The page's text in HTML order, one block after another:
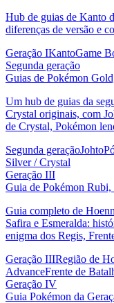
Hub de guias de Kanto
diferenças de versão e
Geração IKantoGame
Segunda geração
Guias de Pokémon
Um hub de guias da
Crystal originais, com
de Crystal, Pokémon
Segunda geraçãoJohto
Silver / Crystal
Geração III
Guia de Pokémon Rubi,
Guia completo de
Safira e Esmeralda:
enigma dos Regis,
Geração IIIRegião de
AdvanceFrente de
Geração IV
Guia Pokémon da